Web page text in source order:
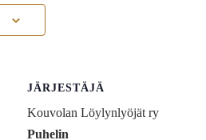
JÄRJESTÄJÄ
Kouvolan Löylynlyöjät ry
Puhelin